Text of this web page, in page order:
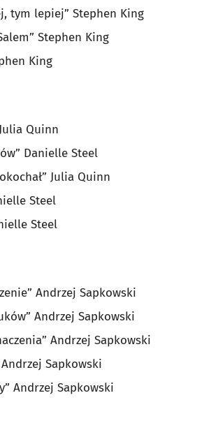
tym lepiej” Stephen King
Stephen King
King
Quinn
Danielle Steel
Julia Quinn
Steel
Steel
Andrzej Sapkowski
Andrzej Sapkowski
Andrzej Sapkowski
Sapkowski
Andrzej Sapkowski